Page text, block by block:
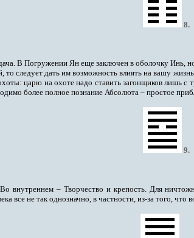
8.
В Погружении Ян еще заключен в оболочку Инь,
то следует дать им возможность влиять на вашу
царю на охоте надо ставить загонщиков лишь с
более полное познание Абсолюта – простое
9.
внутреннем – Творчество и крепость. Для
все не так однозначно, в частности, из-за того,